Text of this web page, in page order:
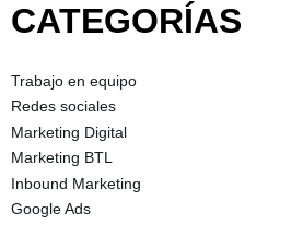
CATEGORÍAS
Trabajo en equipo
Redes sociales
Marketing Digital
Marketing BTL
Inbound Marketing
Google Ads